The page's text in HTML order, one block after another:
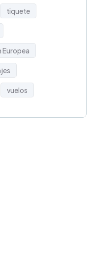
tiquete
Europea
vuelos